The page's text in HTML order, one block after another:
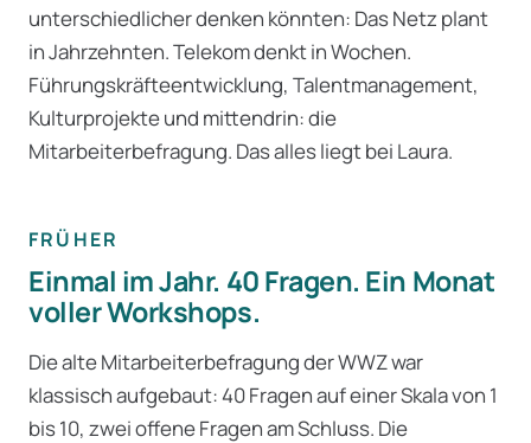
unterschiedlicher denken könnten: Das Netz plant
in Jahrzehnten. Telekom denkt in Wochen.
Führungskräfteentwicklung, Talentmanagement,
Kulturprojekte und mittendrin: die
Mitarbeiterbefragung. Das alles liegt bei Laura.
FRÜHER
Einmal im Jahr. 40 Fragen. Ein Monat
voller Workshops.
Die alte Mitarbeiterbefragung der WWZ war
klassisch aufgebaut: 40 Fragen auf einer Skala von 1
bis 10, zwei offene Fragen am Schluss. Die